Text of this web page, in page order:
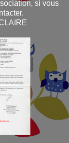
si vous